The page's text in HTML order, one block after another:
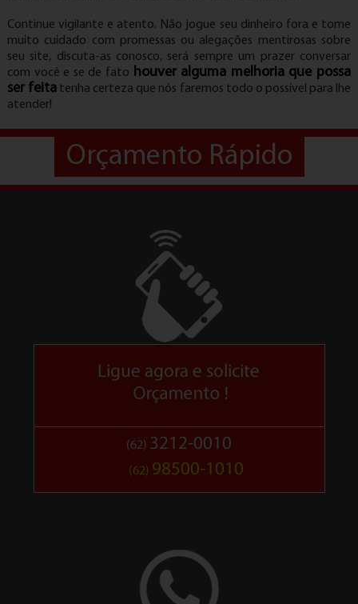
Continue vigilante e atento. Não jogue seu dinheiro fora e tome
muito cuidado com promessas ou alegações mentirosas sobre
seu site, discuta-as conosco, será sempre um prazer conversar
com você e se de fato houver alguma melhoria que possa
ser feita tenha certeza que nós faremos todo o possível para lhe
atender!
Orçamento Rápido